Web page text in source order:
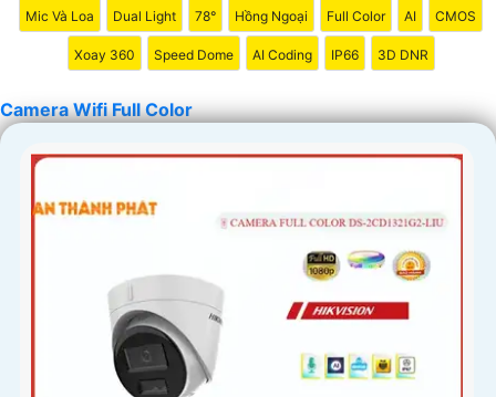
Mic Và Loa Dual Light 78° Hồng Ngoại Full Color AI CMOS
Xoay 360 Speed Dome AI Coding IP66 3D DNR
Camera Wifi Full Color